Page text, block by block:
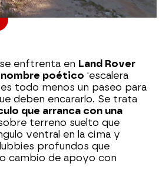
enftrenta en Land Rover
poético 'escalera
es todo menos un paseo para
deben encararlo. Se trata
que arranca con una
terreno suelto que
ventral en la cima y
profundos que
cambio de apoyo con